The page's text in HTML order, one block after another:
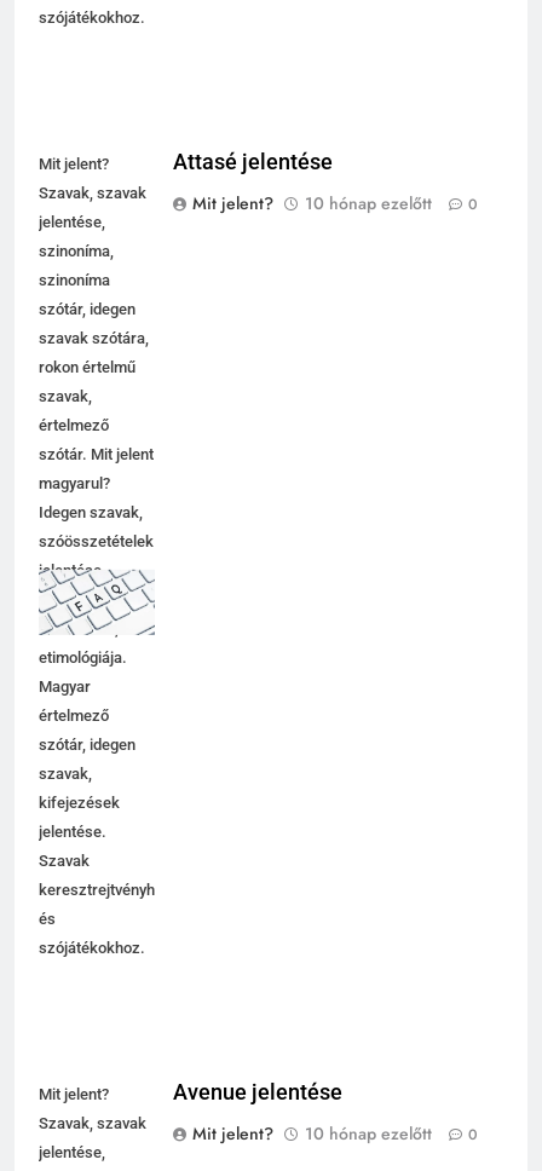
szójátékokhoz.
Mit jelent?
Szavak, szavak
jelentése,
szinoníma,
szinoníma
szótár, idegen
szavak szótára,
rokon értelmű
szavak,
értelmező
szótár. Mit jelent
magyarul?
Idegen szavak,
szóösszetételek
jelentése,
magyarázata,
használata,
etimológiája.
Magyar
értelmező
szótár, idegen
szavak,
kifejezések
jelentése.
Szavak
keresztrejtvényhez
és
szójátékokhoz.
Attasé jelentése
Mit jelent?
10 hónap ezelőtt 0
Mit jelent?
Szavak, szavak
jelentése,
Avenue jelentése
Mit jelent?
10 hónap ezelőtt 0